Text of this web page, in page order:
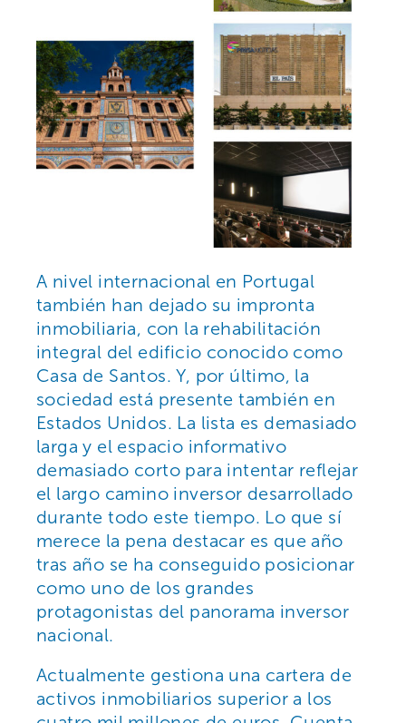
A nivel internacional en Portugal
también han dejado su impronta
inmobiliaria, con la rehabilitación
integral del edificio conocido como
Casa de Santos. Y, por último, la
sociedad está presente también en
Estados Unidos. La lista es demasiado
larga y el espacio informativo
demasiado corto para intentar reflejar
el largo camino inversor desarrollado
durante todo este tiempo. Lo que sí
merece la pena destacar es que año
tras año se ha conseguido posicionar
como uno de los grandes
protagonistas del panorama inversor
nacional.
Actualmente gestiona una cartera de
activos inmobiliarios superior a los